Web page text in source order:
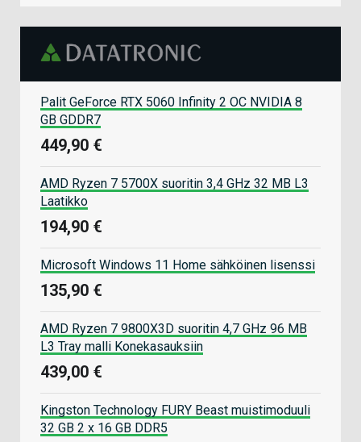
Palit GeForce RTX 5060 Infinity 2 OC NVIDIA 8
GB GDDR7
449,90 €
AMD Ryzen 7 5700X suoritin 3,4 GHz 32 MB L3
Laatikko
194,90 €
Microsoft Windows 11 Home sähköinen lisenssi
135,90 €
AMD Ryzen 7 9800X3D suoritin 4,7 GHz 96 MB
L3 Tray malli Konekasauksiin
439,00 €
Kingston Technology FURY Beast muistimoduuli
32 GB 2 x 16 GB DDR5